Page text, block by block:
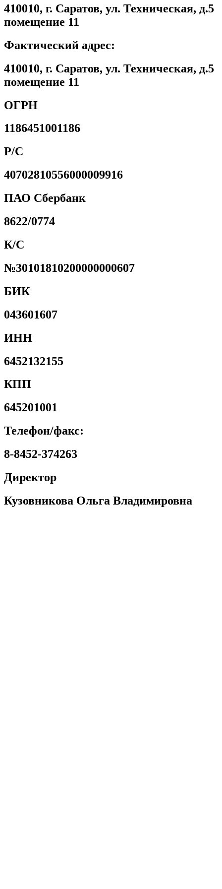
410010, г. Саратов, ул. Техническая, д.5
помещение 11
Фактический адрес:
410010, г. Саратов, ул. Техническая, д.5
помещение 11
ОГРН
1186451001186
Р/С
40702810556000009916
ПАО Сбербанк
8622/0774
К/С
№30101810200000000607
БИК
043601607
ИНН
6452132155
КПП
645201001
Телефон/факс:
8-8452-374263
Директор
Кузовникова Ольга Владимировна